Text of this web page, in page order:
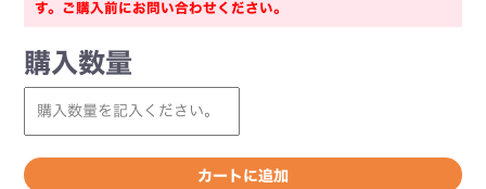
す。ご購入前にお問い合わせください。
購入数量